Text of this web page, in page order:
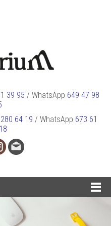
39 95 / WhatsApp 649 47 98
64 19 / WhatsApp 673 61